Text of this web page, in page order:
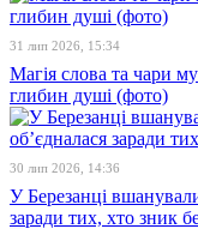
31 лип 2026, 15:34
Магія слова та чари
глибин душі (фото)
30 лип 2026, 14:36
У Березанці
заради тих, хто зник